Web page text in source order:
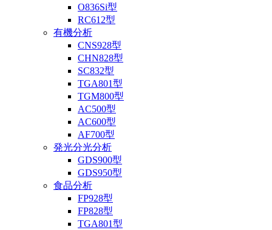
O836Si型
RC612型
有機分析
CNS928型
CHN828型
SC832型
TGA801型
TGM800型
AC500型
AC600型
AF700型
発光分光分析
GDS900型
GDS950型
食品分析
FP928型
FP828型
TGA801型